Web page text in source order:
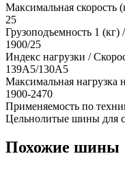
Максимальная скорость
25
Грузоподъемность 1 (кг)
1900/25
Индекс нагрузки /
139A5/130A5
Максимальная нагрузка
1900-2470
Применяемость по
Цельнолитые шины для
Похожие шины